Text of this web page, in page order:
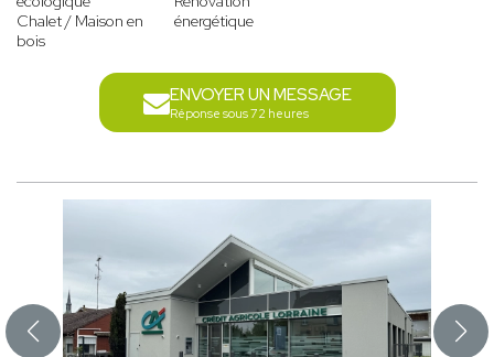
Chalet / Maison en
bois
énergétique
ENVOYER UN MESSAGE
Réponse sous 72 heures